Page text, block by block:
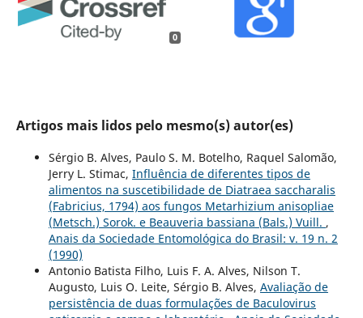
0
Artigos mais lidos pelo mesmo(s) autor(es)
Sérgio B. Alves, Paulo S. M. Botelho, Raquel Salomão,
Jerry L. Stimac, Influência de diferentes tipos de
alimentos na suscetibilidade de Diatraea saccharalis
(Fabricius, 1794) aos fungos Metarhizium anisopliae
(Metsch.) Sorok. e Beauveria bassiana (Bals.) Vuill. ,
Anais da Sociedade Entomológica do Brasil: v. 19 n. 2
(1990)
Antonio Batista Filho, Luis F. A. Alves, Nilson T.
Augusto, Luis O. Leite, Sérgio B. Alves, Avaliação de
persistência de duas formulações de Baculovirus